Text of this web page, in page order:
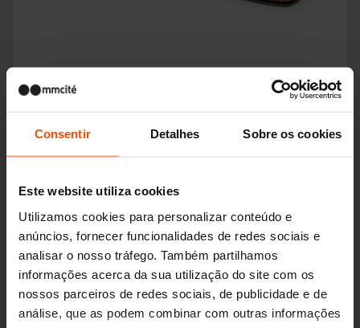
Consentir Detalhes Sobre os cookies
Este website utiliza cookies
Utilizamos cookies para personalizar conteúdo e
anúncios, fornecer funcionalidades de redes sociais e
analisar o nosso tráfego. Também partilhamos
informações acerca da sua utilização do site com os
nossos parceiros de redes sociais, de publicidade e de
análise, que as podem combinar com outras informações